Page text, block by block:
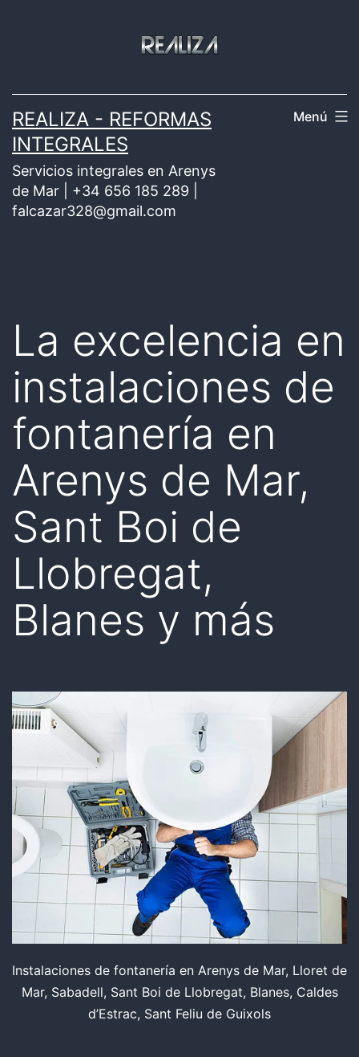
REALIZA - REFORMAS
INTEGRALES
Servicios integrales en Arenys
de Mar | +34 656 185 289 |
falcazar328@gmail.com
Menú
La excelencia en
instalaciones de
fontanería en
Arenys de Mar,
Sant Boi de
Llobregat,
Blanes y más
Instalaciones de fontanería en Arenys de Mar, Lloret de
Mar, Sabadell, Sant Boi de Llobregat, Blanes, Caldes
d’Estrac, Sant Feliu de Guixols